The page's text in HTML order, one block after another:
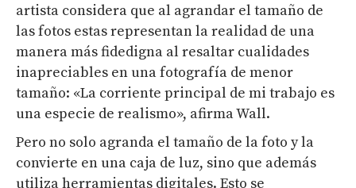
artista considera que al agrandar el tamaño de
las fotos estas representan la realidad de una
manera más fidedigna al resaltar cualidades
inapreciables en una fotografía de menor
tamaño: «La corriente principal de mi trabajo es
una especie de realismo», afirma Wall.
Pero no solo agranda el tamaño de la foto y la
convierte en una caja de luz, sino que además
utiliza herramientas digitales. Esto se